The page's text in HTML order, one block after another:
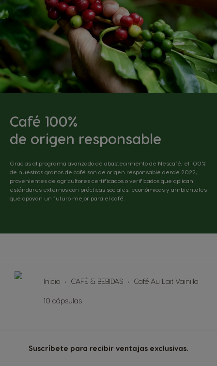
Café 100%
de origen responsable
Gracias al programa avanzado de abastecimiento de Nescafé, el 100%
de nuestros granos de café son de origen responsable desde 2022,
provenientes de agricultores certificados o verificados que aplican
estándares externos con prácticas sociales, económicas y ambientales
que apoyan un futuro mejor para el café.
Inicio CAFÉ & BEBIDAS Café Au Lait Vainilla
10 cápsulas
Suscríbete para recibir ventajas exclusivas.